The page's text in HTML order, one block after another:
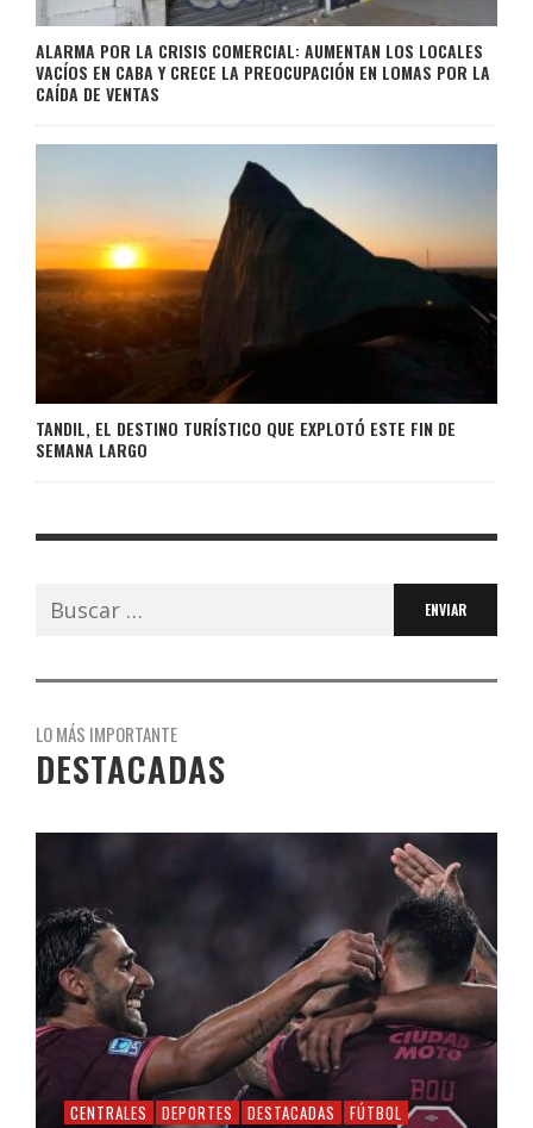
ALARMA POR LA CRISIS COMERCIAL: AUMENTAN LOS LOCALES
VACÍOS EN CABA Y CRECE LA PREOCUPACIÓN EN LOMAS POR LA
CAÍDA DE VENTAS
TANDIL, EL DESTINO TURÍSTICO QUE EXPLOTÓ ESTE FIN DE
SEMANA LARGO
Buscar:
LO MÁS IMPORTANTE
DESTACADAS
CENTRALES DEPORTES DESTACADAS FÚTBOL